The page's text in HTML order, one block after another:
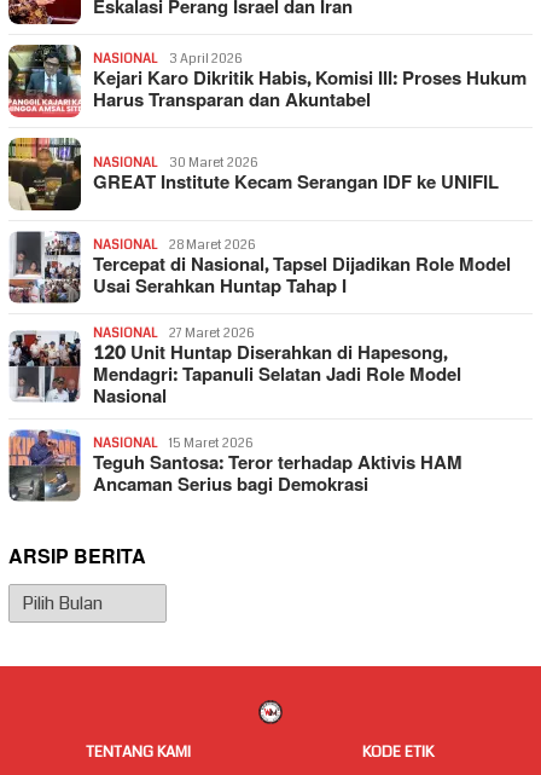
Eskalasi Perang Israel dan Iran
NASIONAL 3 April 2026
Kejari Karo Dikritik Habis, Komisi III: Proses Hukum
Harus Transparan dan Akuntabel
NASIONAL 30 Maret 2026
GREAT Institute Kecam Serangan IDF ke UNIFIL
NASIONAL 28 Maret 2026
Tercepat di Nasional, Tapsel Dijadikan Role Model
Usai Serahkan Huntap Tahap I
NASIONAL 27 Maret 2026
120 Unit Huntap Diserahkan di Hapesong,
Mendagri: Tapanuli Selatan Jadi Role Model
Nasional
NASIONAL 15 Maret 2026
Teguh Santosa: Teror terhadap Aktivis HAM
Ancaman Serius bagi Demokrasi
ARSIP BERITA
Arsip
Berita
TENTANG KAMI KODE ETIK